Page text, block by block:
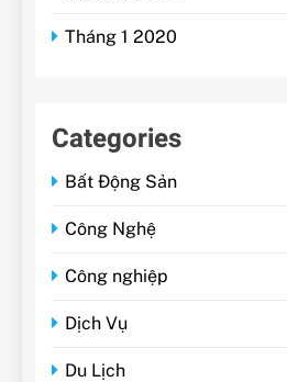
Tháng 1 2020
Categories
Bất Động Sản
Công Nghệ
Công nghiệp
Dịch Vụ
Du Lịch